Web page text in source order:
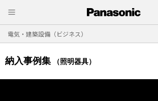
電気・建築設備（ビジネス）
納入事例集 （照明器具）